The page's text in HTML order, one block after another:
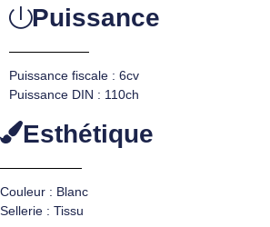
Puissance
Puissance fiscale : 6cv
Puissance DIN : 110ch
Esthétique
Couleur : Blanc
Sellerie : Tissu